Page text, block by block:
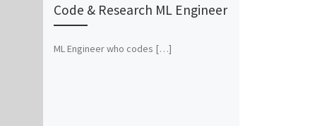
Code & Research ML Engineer
ML Engineer who codes […]